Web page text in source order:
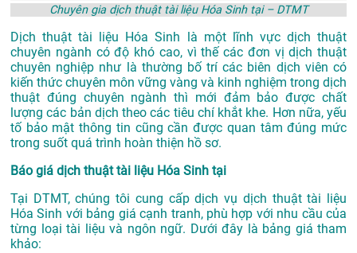
Chuyên gia dịch thuật tài liệu Hóa Sinh tại – DTMT
Dịch thuật tài liệu Hóa Sinh là một lĩnh vực dịch thuật
chuyên ngành có độ khó cao, vì thế các đơn vị dịch thuật
chuyên nghiệp như là thường bố trí các biên dịch viên có
kiến thức chuyên môn vững vàng và kinh nghiệm trong dịch
thuật đúng chuyên ngành thì mới đảm bảo được chất
lượng các bản dịch theo các tiêu chí khắt khe. Hơn nữa, yếu
tố bảo mật thông tin cũng cần được quan tâm đúng mức
trong suốt quá trình hoàn thiện hồ sơ.
Báo giá dịch thuật tài liệu Hóa Sinh tại
Tại DTMT, chúng tôi cung cấp dịch vụ dịch thuật tài liệu
Hóa Sinh với bảng giá cạnh tranh, phù hợp với nhu cầu của
từng loại tài liệu và ngôn ngữ. Dưới đây là bảng giá tham
khảo: